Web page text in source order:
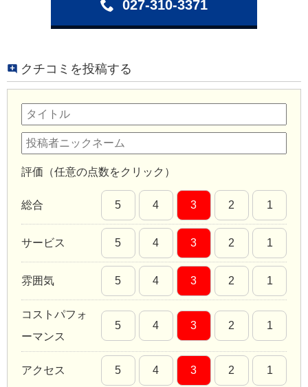
027-310-3371
クチコミを投稿する
評価（任意の点数をクリック）
総合 5 4 3 2 1
サービス 5 4 3 2 1
雰囲気 5 4 3 2 1
コストパフォ
ーマンス
5 4 3 2 1
アクセス 5 4 3 2 1